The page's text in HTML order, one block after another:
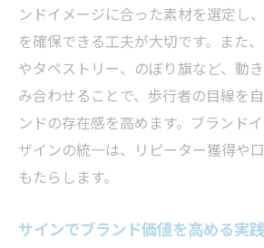
ンドイメージに合った素材を選定し
を確保できる工夫が大切です。また
やタペストリー、のぼり旗など、動
み合わせることで、歩行者の目線を
ンドの存在感を高めます。ブランド
ザインの統一は、リピーター獲得や
もたらします。
サインでブランド価値を高める実